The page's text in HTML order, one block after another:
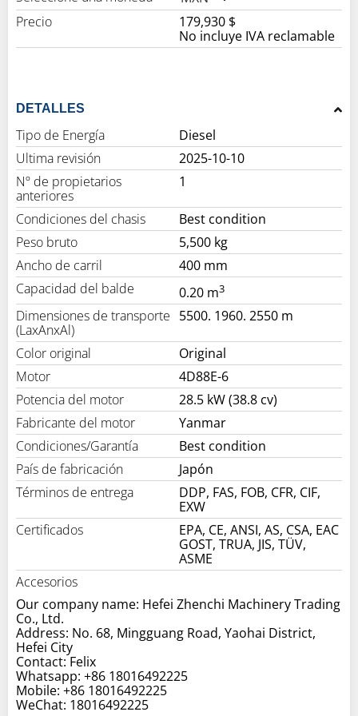
Precio
179,930 $
No incluye IVA reclamable
DETALLES
Tipo de Energía
Diesel
Ultima revisión
2025-10-10
Nº de propietarios
anteriores
1
Condiciones del chasis
Best condition
Peso bruto
5,500 kg
Ancho de carril
400 mm
Capacidad del balde
0.20 m3
Dimensiones de transporte
(LaxAnxAl)
5500. 1960. 2550 m
Color original
Original
Motor
4D88E-6
Potencia del motor
28.5 kW (38.8 cv)
Fabricante del motor
Yanmar
Condiciones/Garantía
Best condition
País de fabricación
Japón
Términos de entrega
DDP, FAS, FOB, CFR, CIF,
EXW
Certificados
EPA, CE, ANSI, AS, CSA, EAC
GOST, TRUA, JIS, TÜV,
ASME
Accesorios
Our company name: Hefei Zhenchi Machinery Trading
Co., Ltd.
Address: No. 68, Mingguang Road, Yaohai District,
Hefei City
Contact: Felix
Whatsapp: +86 18016492225
Mobile: +86 18016492225
WeChat: 18016492225